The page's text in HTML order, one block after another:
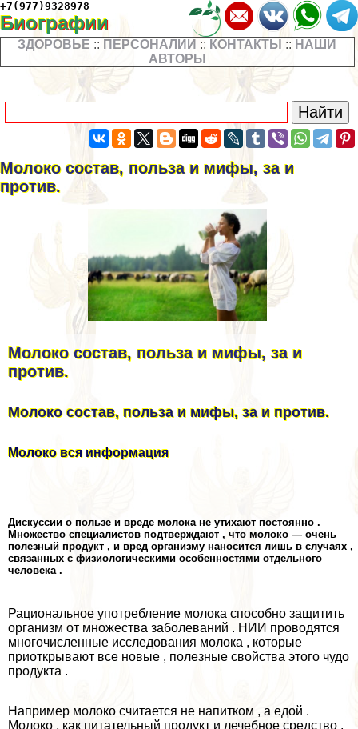
+7(977)9328978
Биографии
ЗДОРОВЬЕ :: ПЕРСОНАЛИИ :: КОНТАКТЫ :: НАШИ
АВТОРЫ
Молоко состав, польза и мифы, за и
против.
Молоко состав, польза и мифы, за и
против.
Молоко состав, польза и мифы, за и против.
Молоко вся информация
Дискуссии о пользе и вреде молока не утихают постоянно .
Множество специалистов подтверждают , что молоко — очень
полезный продукт , и вред организму наносится лишь в случаях ,
связанных с физиологическими особенностями отдельного
человека .
Рациональное употрeбление молока способно защитить
организм от множества заболеваний . НИИ проводятся
многочисленные исследования молока , которые
приоткрывают все новые , полезные свойства этого чудо
продукта .
Например молоко считается не напитком , а едой .
Молоко , как питательный продукт и лечебное средство ,